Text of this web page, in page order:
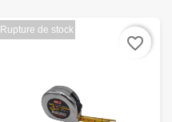
Rupture de stock
favorite_border